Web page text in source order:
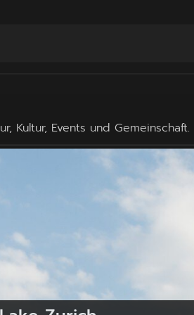
Kultur, Events und Gemeinschaft.